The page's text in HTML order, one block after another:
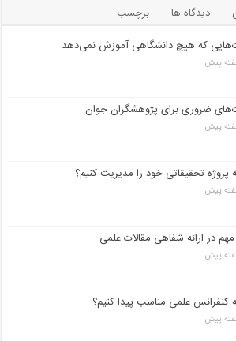
دیدگاه ها
برچسب
که هیچ دانشگاهی آموزش نمی‌دهد
ضروری برای پژوهشگران جوان
پروژه تحقیقاتی خود را مدیریت کنیم؟
در ارائه شفاهی مقالات علمی
کنفرانس علمی مناسب پیدا کنیم؟